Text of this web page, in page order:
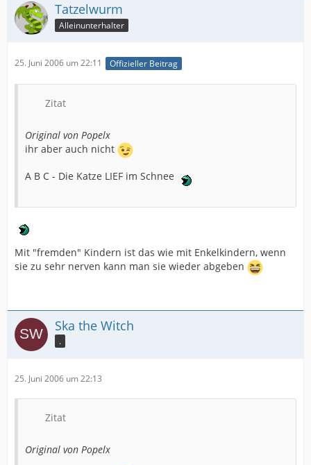
Tatzelwurm
Alleinunterhalter
25. Juni 2006 um 22:11 Offizieller Beitrag
Zitat
Original von Popelx
ihr aber auch nicht
A B C - Die Katze LIEF im Schnee
Mit "fremden" Kindern ist das wie mit Enkelkindern, wenn
sie zu sehr nerven kann man sie wieder abgeben
Ska the Witch
.
25. Juni 2006 um 22:13
Zitat
Original von Popelx